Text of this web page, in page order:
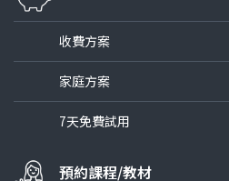
收費方案
家庭方案
7天免費試用
預約課程/教材